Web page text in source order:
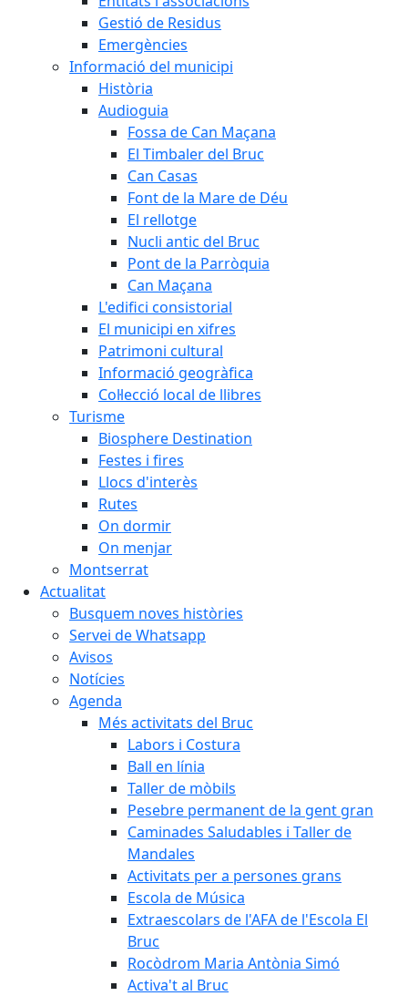
Gestió de Residus
Emergències
Informació del municipi
Història
Audioguia
Fossa de Can Maçana
El Timbaler del Bruc
Can Casas
Font de la Mare de Déu
El rellotge
Nucli antic del Bruc
Pont de la Parròquia
Can Maçana
L'edifici consistorial
El municipi en xifres
Patrimoni cultural
Informació geogràfica
Col·lecció local de llibres
Turisme
Biosphere Destination
Festes i fires
Llocs d'interès
Rutes
On dormir
On menjar
Montserrat
Actualitat
Busquem noves històries
Servei de Whatsapp
Avisos
Notícies
Agenda
Més activitats del Bruc
Labors i Costura
Ball en línia
Taller de mòbils
Pesebre permanent de la gent gran
Caminades Saludables i Taller de
Mandales
Activitats per a persones grans
Escola de Música
Extraescolars de l'AFA de l'Escola El
Bruc
Rocòdrom Maria Antònia Simó
Activa't al Bruc